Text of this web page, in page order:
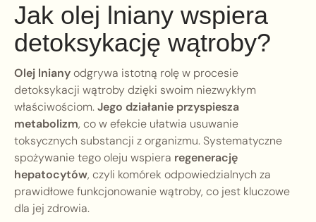
Jak olej lniany wspiera
detoksykację wątroby?
Olej lnianyodgrywa istotną rolę w procesie
detoksykacji wątroby dzięki swoim niezwykłym
właściwościom.Jego działanie przyspiesza
metabolizm, co w efekcie ułatwia usuwanie
toksycznych substancji z organizmu. Systematyczne
spożywanie tego oleju wspiera regenerację
hepatocytów, czyli komórek odpowiedzialnych za
prawidłowe funkcjonowanie wątroby, co jest kluczowe
dla jej zdrowia.